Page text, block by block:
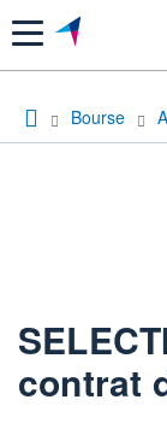
Menu
Bourse
contrat